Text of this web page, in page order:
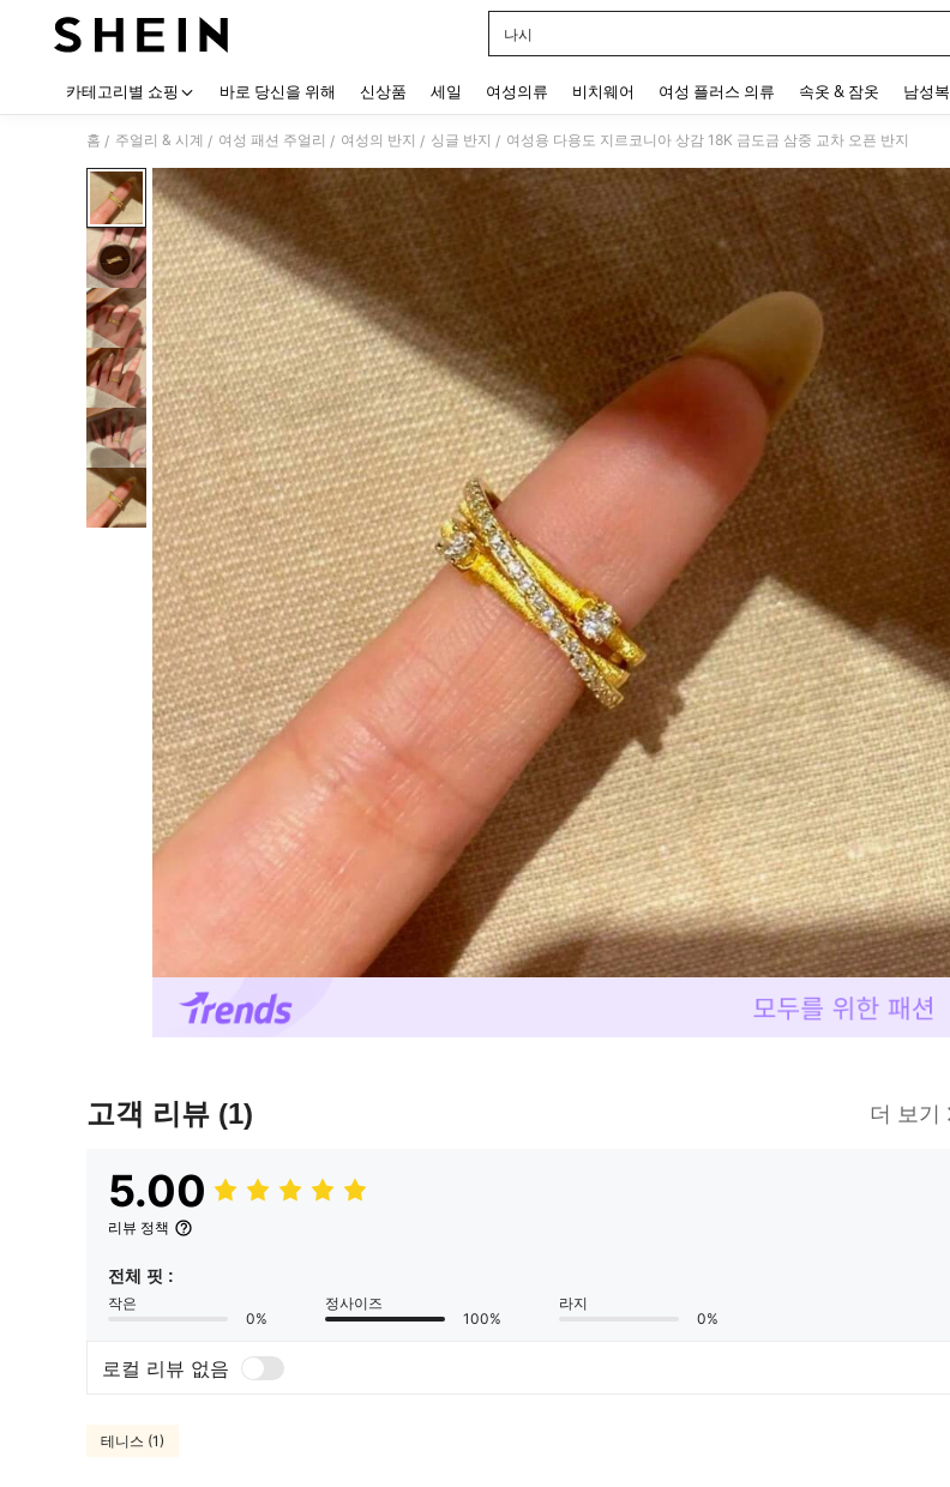
나시
카테고리별 쇼핑 바로 당신을 위해 신상품 세일 여성의류 비치웨어 여성 플러스 의류 속옷 & 잠옷 남성복
홈 / 주얼리 & 시계 / 여성 패션 주얼리 / 여성의 반지 / 싱글 반지 / 여성용 다용도 지르코니아 상감 18K 금도금 삼중 교차 오픈 반지
고객 리뷰 (1) 더 보기
5.00
리뷰 정책
전체 핏 :
작은
0%
정사이즈
100%
라지
0%
로컬 리뷰 없음
테니스 (1)